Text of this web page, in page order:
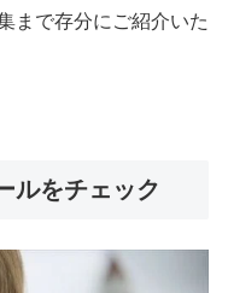
まで存分にご紹介いた
ルをチェック